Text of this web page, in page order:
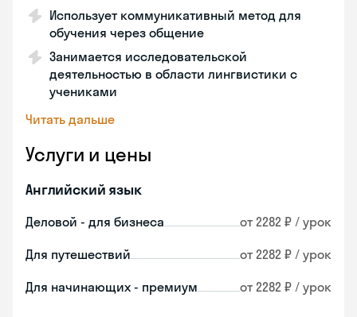
Использует коммуникативный метод для
обучения через общение
Занимается исследовательской
деятельностью в области лингвистики с
учениками
Читать дальше
Услуги и цены
Английский язык
Деловой - для бизнеса от 2282 ₽ / урок
Для путешествий от 2282 ₽ / урок
Для начинающих - премиум от 2282 ₽ / урок